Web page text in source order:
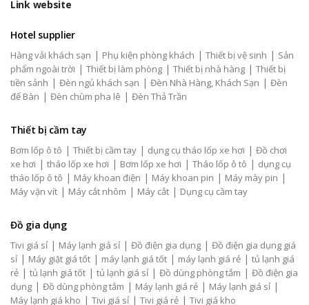
Link website
Hotel supplier
Hàng vải khách sạn | Phụ kiện phòng khách | Thiết bị vệ sinh | Sản
phẩm ngoài trời | Thiết bị làm phòng | Thiết bị nhà hàng | Thiết bị
tiền sảnh | Đèn ngủ khách sạn | Đèn Nhà Hàng, Khách Sạn | Đèn
để Bàn | Đèn chùm pha lê | Đèn Thả Trần
Thiết bị cầm tay
Bơm lốp ô tô | Thiết bị cầm tay | dụng cụ tháo lốp xe hơi | Đồ chơi
xe hơi | tháo lốp xe hơi | Bơm lốp xe hơi | Tháo lốp ô tô | dụng cụ
tháo lốp ô tô | Máy khoan điện | Máy khoan pin | Máy mày pin |
Máy vặn vít | Máy cắt nhôm | Máy cắt | Dụng cụ cầm tay
Đồ gia dụng
Tivi giá sỉ | Máy lạnh giá sỉ | Đồ điện gia dụng | Đồ điện gia dụng giá
sỉ | Máy giặt giá tốt | máy lạnh giá tốt | máy lạnh giá rẻ | tủ lạnh giá
rẻ | tủ lạnh giá tốt | tủ lạnh giá sỉ | Đồ dùng phòng tắm | Đồ điện gia
dụng | Đồ dùng phòng tắm | Máy lạnh giá rẻ | Máy lạnh giá sỉ |
Máy lạnh giá kho | Tivi giá sỉ | Tivi giá rẻ | Tivi giá kho